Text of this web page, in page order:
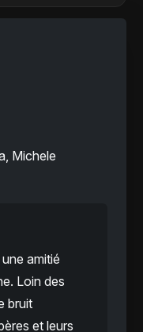
Michele
amitié
Loin des
bruit
et leurs